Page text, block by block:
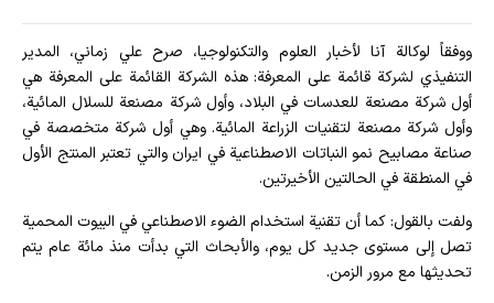
ووفقاً لوكالة آنا لأخبار العلوم والتكنولوجيا، صرح علي زماني، المدير
التنفيذي لشركة قائمة على المعرفة: هذه الشركة القائمة على المعرفة هي
أول شركة مصنعة للعدسات في البلاد، وأول شركة مصنعة للسلال المائية،
وأول شركة مصنعة لتقنيات الزراعة المائية. وهي أول شركة متخصصة في
صناعة مصابيح نمو النباتات الاصطناعية في ايران والتي تعتبر المنتج الأول
في المنطقة في الحالتين الأخيرتين.
ولفت بالقول: كما أن تقنية استخدام الضوء الاصطناعي في البيوت المحمية
تصل إلى مستوى جديد كل يوم، والأبحاث التي بدأت منذ مائة عام يتم
تحديثها مع مرور الزمن.